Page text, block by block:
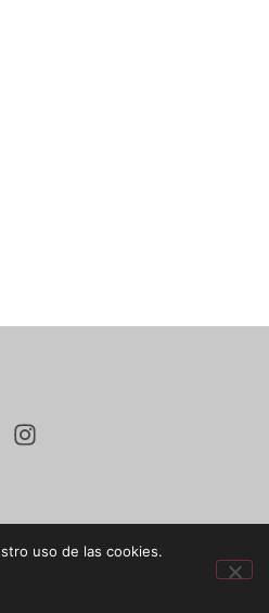
uso de las cookies.